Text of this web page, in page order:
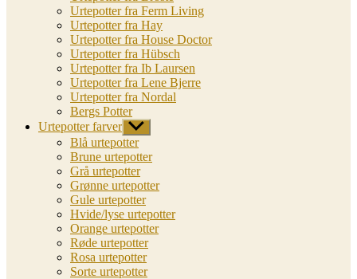
Urtepotter fra Ferm Living
Urtepotter fra Hay
Urtepotter fra House Doctor
Urtepotter fra Hübsch
Urtepotter fra Ib Laursen
Urtepotter fra Lene Bjerre
Urtepotter fra Nordal
Bergs Potter
Urtepotter farver Vis
undermenu
Blå urtepotter
Brune urtepotter
Grå urtepotter
Grønne urtepotter
Gule urtepotter
Hvide/lyse urtepotter
Orange urtepotter
Røde urtepotter
Rosa urtepotter
Sorte urtepotter